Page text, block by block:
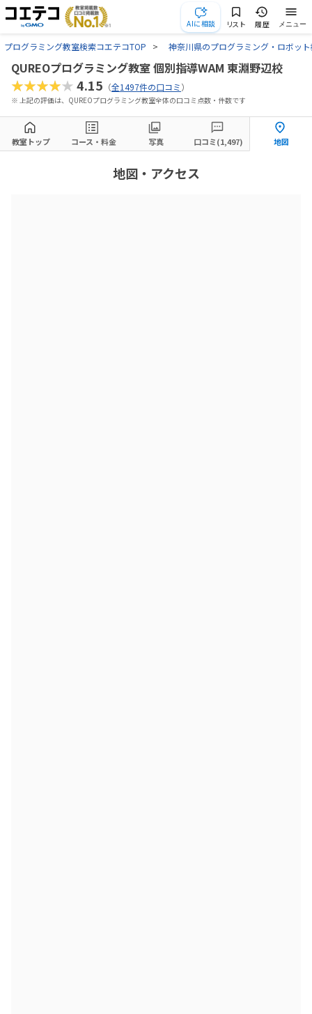
AIに相談 リスト 履歴 メニュー
プログラミング教室検索コエテコTOP 神奈川県のプログラミング・ロボッ
QUREOプログラミング教室 個別指導WAM 東淵野辺校
★★★★★4.15 （全1497件の口コミ）
※ 上記の評価は、QUREOプログラミング教室全体の口コミ点数・件数です
教室トップ コース・料金 写真 口コミ(1,497) 地図
地図・アクセス